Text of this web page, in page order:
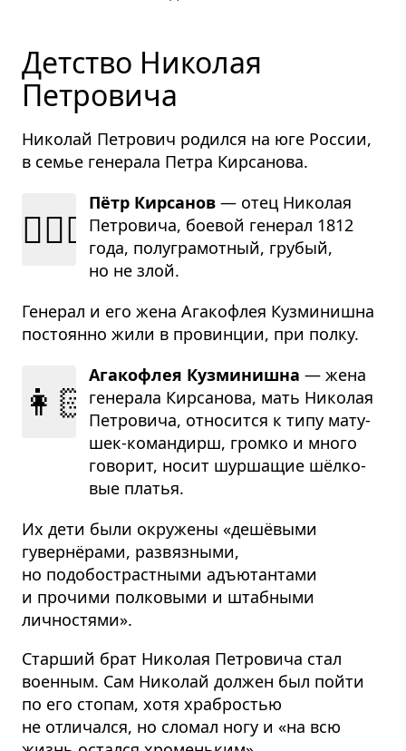
Детство Николая
Петровича
Николай Петрович родился на юге России,
в семье генерала Петра Кирсанова.
💂🏻‍♂️
Пётр Кирсанов — отец Нико­лая
Пет­ро­вича, бое­вой гене­рал 1812
года, полу­гра­мот­ный, гру­бый,
но не злой.
Генерал и его жена Агакофлея Кузминишна
постоянно жили в провинции, при полку.
👩🏻
Агакофлея Кузминишна — жена
гене­рала Кир­са­нова, мать Нико­лая
Пет­ро­вича, отно­сится к типу мату­
шек-коман­дирш, громко и много
гово­рит, носит шур­ша­щие шёл­ко­
вые пла­тья.
Их дети были окружены «дешёвыми
гувернёрами, развязными,
но подобострастными адъютантами
и прочими полковыми и штабными
личностями».
Старший брат Николая Петровича стал
военным. Сам Николай должен был пойти
по его стопам, хотя храбростью
не отличался, но сломал ногу и «на всю